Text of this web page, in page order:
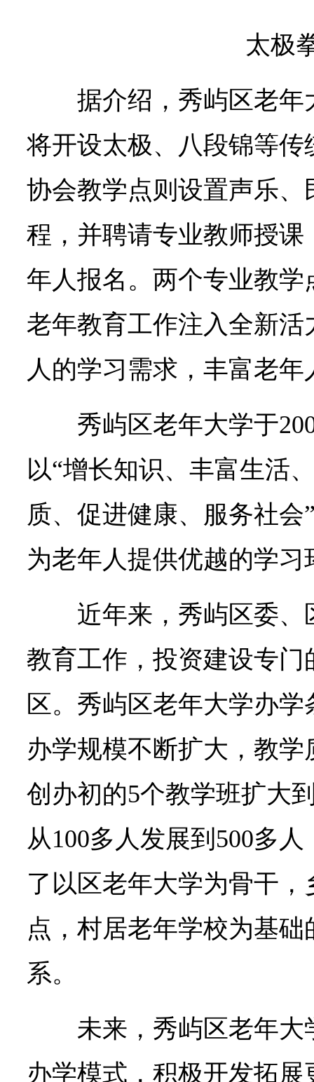
太极
据介绍，秀屿区老
将开设太极、八段锦等
协会教学点则设置声乐
程，并聘请专业教师授
年人报名。两个专业教
老年教育工作注入全新
人的学习需求，丰富老
秀屿区老年大学于
以“增长知识、丰富生活
质、促进健康、服务社
为老年人提供优越的学习
近年来，秀屿区委
教育工作，投资建设专
区。秀屿区老年大学办
办学规模不断扩大，教
创办初的5个教学班扩大
从100多人发展到500多
了以区老年大学为骨干
点，村居老年学校为基
系。
未来，秀屿区老年
办学模式，积极开发拓